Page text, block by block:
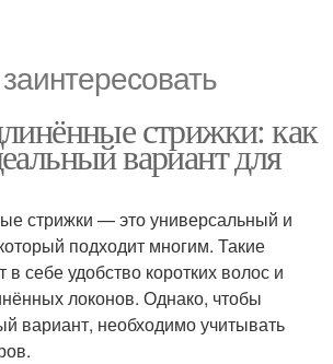
стрижки: как
вариант для
стрижки — это универсальный и
подходит многим. Такие
в себе удобство коротких волос и
локонов. Однако, чтобы
вариант, необходимо учитывать